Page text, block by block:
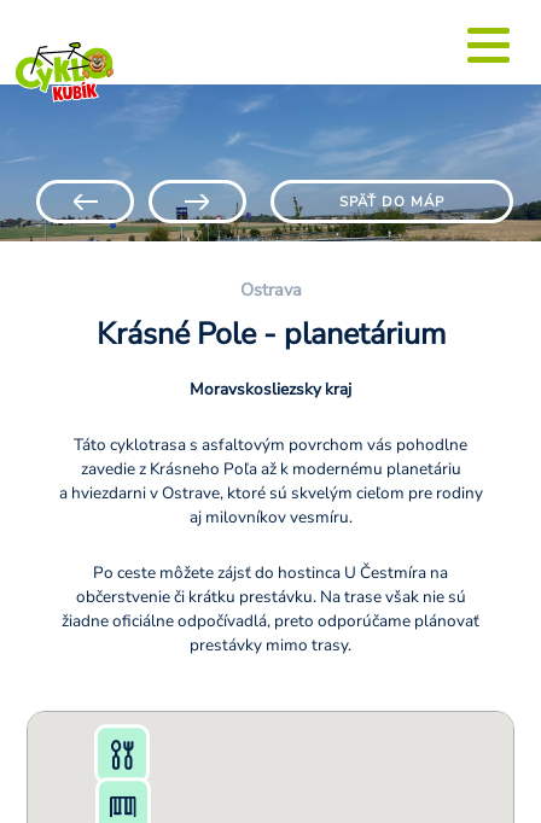
SPÄŤ DO MÁP
Ostrava
Krásné Pole - planetárium
Moravskosliezsky kraj
Táto cyklotrasa s asfaltovým povrchom vás pohodlne
zavedie z Krásneho Poľa až k modernému planetáriu
a hviezdarni v Ostrave, ktoré sú skvelým cieľom pre rodiny
aj milovníkov vesmíru.
Po ceste môžete zájsť do hostinca U Čestmíra na
občerstvenie či krátku prestávku. Na trase však nie sú
žiadne oficiálne odpočívadlá, preto odporúčame plánovať
prestávky mimo trasy.